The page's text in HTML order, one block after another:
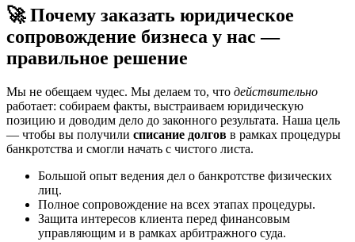
🚀 Почему заказать юридическое
сопровождение бизнеса у нас —
правильное решение
Мы не обещаем чудес. Мы делаем то, что действительно
работает: собираем факты, выстраиваем юридическую
позицию и доводим дело до законного результата. Наша цель
— чтобы вы получили списание долгов в рамках процедуры
банкротства и смогли начать с чистого листа.
Большой опыт ведения дел о банкротстве физических
лиц.
Полное сопровождение на всех этапах процедуры.
Защита интересов клиента перед финансовым
управляющим и в рамках арбитражного суда.